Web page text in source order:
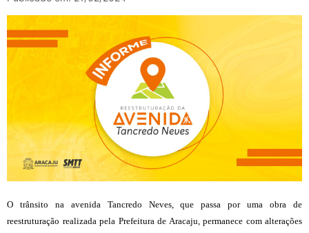
O trânsito na avenida Tancredo Neves, que passa por uma obra de
reestruturação realizada pela Prefeitura de Aracaju, permanece com alterações